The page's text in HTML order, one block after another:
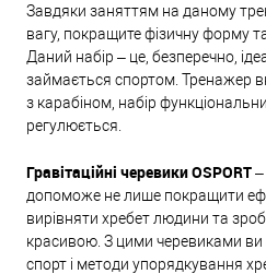
Завдяки заняттям на даному
вагу, покращите фізичну форму
Даний набір – це, безперечно,
займається спортом. Тренажер
з карабіном, набір
регулюється.
Гравітаційні черевики OSPORT–
допоможе не лише покращити
вирівняти хребет людини та
красивою. З цими черевиками ви
спорт і методи упорядкування